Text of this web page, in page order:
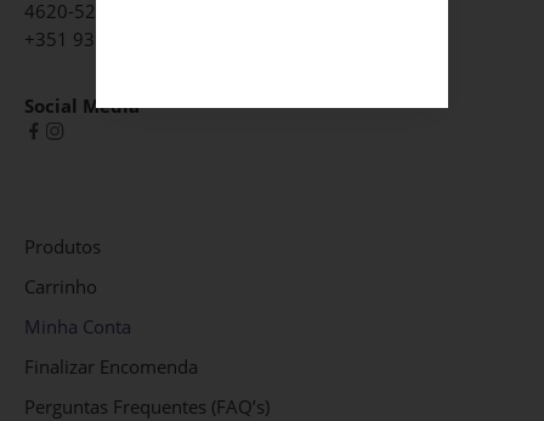
4620-523 Lousada
+351 939 089 992
Social Media
Produtos
Carrinho
Minha Conta
Finalizar Encomenda
Perguntas Frequentes (FAQ’s)